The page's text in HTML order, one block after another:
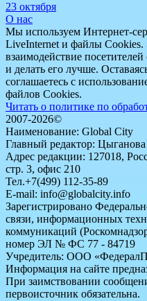
23 октября
О нас
Мы используем Интернет-
LiveInternet и файлы Cookies.
взаимодействие
и делать его лучше.
соглашаетесь с
файлов Cookies.
Читать о политике по
2007-2026©
Наименование: Global City
Главный редактор:
Адрес редакции: 127018,
стр. 3, офис 210
Тел.+7(499) 112-35-89
E-mail: info@globalcity.info
Зарегистрировано
связи, информационных
коммуникаций
номер ЭЛ № ФС 77 - 84719
Учредитель: ООО
Информация на сайте
При заимствовании
первоисточник обязательна.